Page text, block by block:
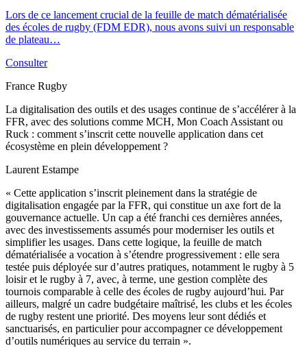
Lors de ce lancement crucial de la feuille de match dématérialisée
des écoles de rugby (FDM EDR), nous avons suivi un responsable
de plateau…
Consulter
France Rugby
La digitalisation des outils et des usages continue de s’accélérer à la
FFR, avec des solutions comme MCH, Mon Coach Assistant ou
Ruck : comment s’inscrit cette nouvelle application dans cet
écosystème en plein développement ?
Laurent Estampe
« Cette application s’inscrit pleinement dans la stratégie de
digitalisation engagée par la FFR, qui constitue un axe fort de la
gouvernance actuelle. Un cap a été franchi ces dernières années,
avec des investissements assumés pour moderniser les outils et
simplifier les usages. Dans cette logique, la feuille de match
dématérialisée a vocation à s’étendre progressivement : elle sera
testée puis déployée sur d’autres pratiques, notamment le rugby à 5
loisir et le rugby à 7, avec, à terme, une gestion complète des
tournois comparable à celle des écoles de rugby aujourd’hui. Par
ailleurs, malgré un cadre budgétaire maîtrisé, les clubs et les écoles
de rugby restent une priorité. Des moyens leur sont dédiés et
sanctuarisés, en particulier pour accompagner ce développement
d’outils numériques au service du terrain ».